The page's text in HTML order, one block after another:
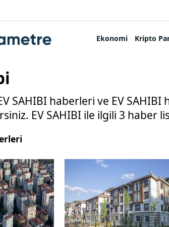
Ekonomi Kripto
SAHIBI haberleri ve EV
EV SAHIBI ile ilgili 3 haber